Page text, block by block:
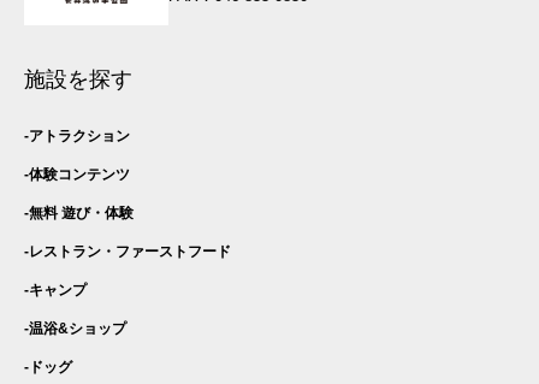
施設を探す
アトラクション
体験コンテンツ
無料 遊び・ 体験
レストラン・ ファーストフード
キャンプ
温浴&ショップ
ドッグ